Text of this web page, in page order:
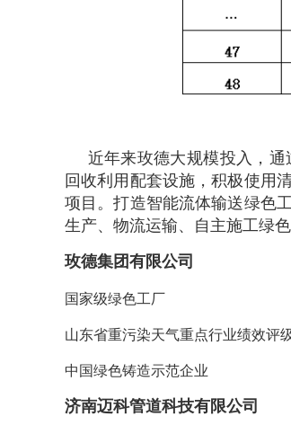
近年来玫德大规模投入，
回收利用配套设施，积极使用
项目。打造智能流体输送绿色
生产、物流运输、自主施工绿
玫德集团有限公司
国家级绿色工厂
山东省重污染天气重点行业绩效评
中国绿色铸造示范企业
济南迈科管道科技有限公司